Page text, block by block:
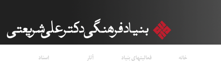
خانه فعالیتهای بنیاد آثار
اسناد